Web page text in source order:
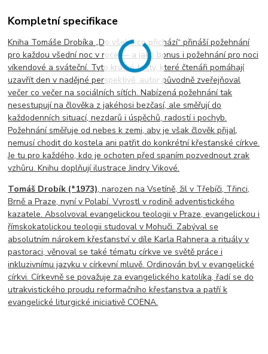
Kompletní specifikace
Kniha Tomáše Drobíka „Do všeho co přichází“ přináší požehnání
pro každou všední noc v roce — a jako bonus i požehnání pro noci
víkendové a sváteční. Tyto krátké texty, které čtenáři pomáhají
uzavřít den v nadějné perspektivě, autor původně zveřejňoval
večer co večer na sociálních sítích. Nabízená požehnání tak
nesestupují na člověka z jakéhosi bezčasí, ale směřují do
každodenních situací, nezdarů i úspěchů, radostí i pochyb.
Požehnání směřuje od nebes k zemi, aby je však člověk přijal,
nemusí chodit do kostela ani patřit do konkrétní křesťanské církve.
Je tu pro každého, kdo je ochoten před spaním pozvednout zrak
vzhůru. Knihu doplňují ilustrace Jindry Vikové.
Tomáš Drobík (*1973), narozen na Vsetíně, žil v Třebíči, Třinci,
Brně a Praze, nyní v Polabí. Vyrostl v rodině adventistického
kazatele. Absolvoval evangelickou teologii v Praze, evangelickou i
římskokatolickou teologii studoval v Mohuči. Zabýval se
absolutním nárokem křesťanství v díle Karla Rahnera a rituály v
pastoraci, věnoval se také tématu církve ve světě práce i
inkluzivnímu jazyku v církevní mluvě. Ordinován byl v evangelické
církvi. Církevně se považuje za evangelického katolíka, řadí se do
utrakvistického proudu reformačního křesťanstva a patří k
evangelické liturgické iniciativě COENA.